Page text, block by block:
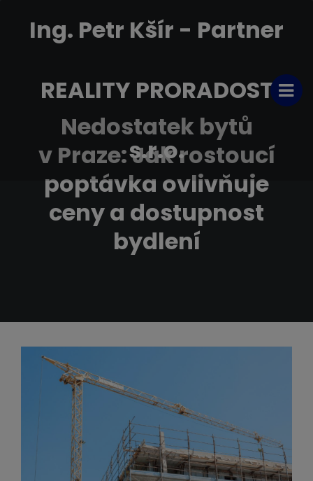
Ing. Petr Kšír - Partner
REALITY PRORADOST
s.r.o.
Nedostatek bytů
v Praze: Jak rostoucí
poptávka ovlivňuje
ceny a dostupnost
bydlení